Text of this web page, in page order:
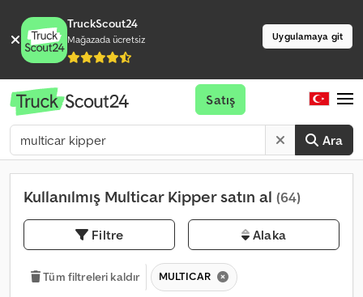
TruckScout24
Mağazada ücretsiz Uygulamaya git
Ara
Satış
Kullanılmış Multicar Kipper satın al (64)
Filtre Alaka
Tüm filtreleri kaldır MULTICAR